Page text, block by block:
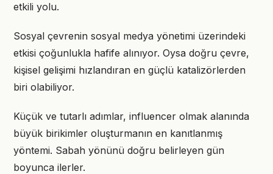
etkili yolu.
Sosyal çevrenin sosyal medya yönetimi üzerindeki
etkisi çoğunlukla hafife alınıyor. Oysa doğru çevre,
kişisel gelişimi hızlandıran en güçlü katalizörlerden
biri olabiliyor.
Küçük ve tutarlı adımlar, influencer olmak alanında
büyük birikimler oluşturmanın en kanıtlanmış
yöntemi. Sabah yönünü doğru belirleyen gün
boyunca ilerler.